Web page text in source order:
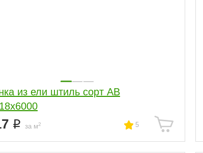
из ели штиль сорт АВ
за м2 5